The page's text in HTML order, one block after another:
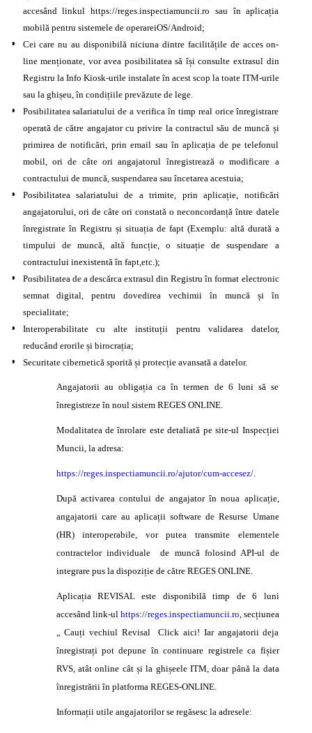
accesând linkul https://reges.inspectiamuncii.ro sau în aplicația
mobilă pentru sistemele de operareiOS/Android;
Cei care nu au disponibilă niciuna dintre facilitățile de acces on-
line menționate, vor avea posibilitatea să își consulte extrasul din
Registru la Info Kiosk-urile instalate în acest scop la toate ITM-urile
sau la ghișeu, în condițiile prevăzute de lege.
Posibilitatea salariatului de a verifica în timp real orice înregistrare
operată de către angajator cu privire la contractul său de muncă și
primirea de notificări, prin email sau în aplicația de pe telefonul
mobil, ori de câte ori angajatorul înregistrează o modificare a
contractului de muncă, suspendarea sau încetarea acestuia;
Posibilitatea salariatului de a trimite, prin aplicație, notificări
angajatorului, ori de câte ori constată o neconcordanță între datele
înregistrate în Registru și situația de fapt (Exemplu: altă durată a
timpului de muncă, altă funcție, o situație de suspendare a
contractului inexistentă în fapt,etc.);
Posibilitatea de a descărca extrasul din Registru în format electronic
semnat digital, pentru dovedirea vechimii în muncă și în
specialitate;
Interoperabilitate cu alte instituții pentru validarea datelor,
reducând erorile și birocrația;
Securitate cibernetică sporită și protecție avansată a datelor.
Angajatorii au obligația ca în termen de 6 luni să se
înregistreze în noul sistem REGES ONLINE.
Modalitatea de înrolare este detaliată pe site-ul Inspecției
Muncii, la adresa:
https://reges.inspectiamuncii.ro/ajutor/cum-accesez/.
După activarea contului de angajator în noua aplicație,
angajatorii care au aplicații software de Resurse Umane
(HR) interoperabile, vor putea transmite elementele
contractelor individuale de muncă folosind API-ul de
integrare pus la dispoziție de către REGES ONLINE.
Aplicația REVISAL este disponibilă timp de 6 luni
accesând link-ul https://reges.inspectiamuncii.ro, secțiunea
„ Cauți vechiul Revisal Click aici! Iar angajatorii deja
înregistrați pot depune în continuare registrele ca fișier
RVS, atât online cât și la ghișeele ITM, doar până la data
înregistrării în platforma REGES-ONLINE.
Informații utile angajatorilor se regăsesc la adresele: